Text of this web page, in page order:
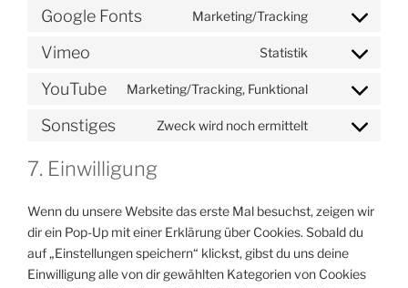
service
wordpress
Google Fonts Marketing/Tracking
Consent
service
google-
Vimeo Statistik
Consent
service
vimeo
YouTube Marketing/Tracking, Funktional
Consent
service
Sonstiges Zweck wird noch ermittelt
Consent
7. Einwilligung
Wenn du unsere Website das erste Mal besuchst, zeigen wir
dir ein Pop-Up mit einer Erklärung über Cookies. Sobald du
auf „Einstellungen speichern“ klickst, gibst du uns deine
Einwilligung alle von dir gewählten Kategorien von Cookies